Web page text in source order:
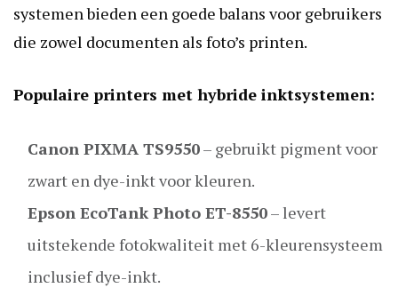
systemen bieden een goede balans voor gebruikers
die zowel documenten als foto’s printen.
Populaire printers met hybride inktsystemen:
Canon PIXMA TS9550– gebruikt pigment voor
zwart en dye-inkt voor kleuren.
Epson EcoTank Photo ET-8550– levert
uitstekende fotokwaliteit met 6-kleurensysteem
inclusief dye-inkt.